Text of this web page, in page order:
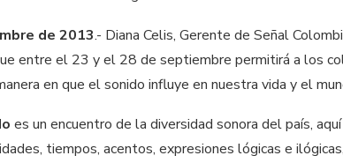
de 2013.- Diana Celis, Gerente de Señal
entre el 23 y el 28 de septiembre permitirá a los
en que el sonido influye en nuestra vida y el
es un encuentro de la diversidad sonora del país,
tiempos, acentos, expresiones lógicas e